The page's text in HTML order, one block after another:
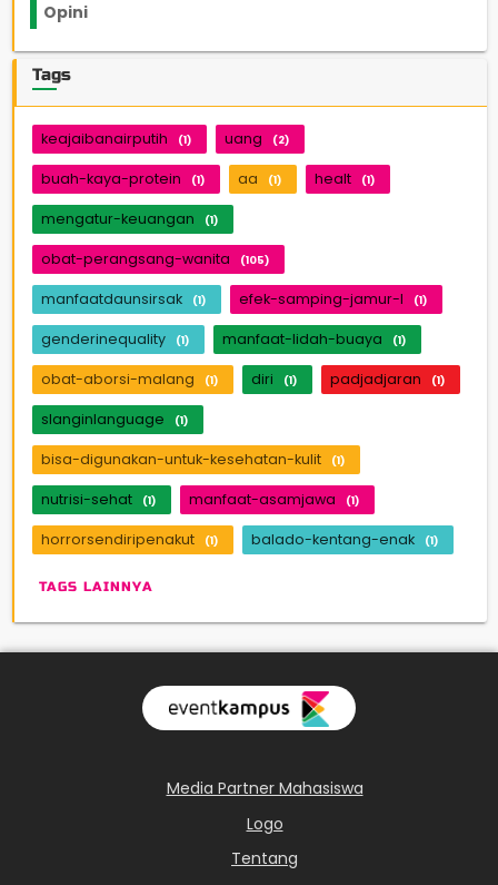
Opini
Tags
keajaibanairputih (1) uang (2)
buah-kaya-protein (1) aa (1) healt (1)
mengatur-keuangan (1)
obat-perangsang-wanita (105)
manfaatdaunsirsak (1) efek-samping-jamur-l (1)
genderinequality (1) manfaat-lidah-buaya (1)
obat-aborsi-malang (1) diri (1) padjadjaran (1)
slanginlanguage (1)
bisa-digunakan-untuk-kesehatan-kulit (1)
nutrisi-sehat (1) manfaat-asamjawa (1)
horrorsendiripenakut (1) balado-kentang-enak (1)
TAGS LAINNYA
Media Partner Mahasiswa
Logo
Tentang